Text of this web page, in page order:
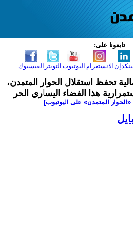
تابعونا على:
الفيسبوك التويتر اليوتيوب الانستغرام لينكدإن
تحفظ استقلال الحوار المتمدن،
هذا الفضاء اليساري الحر
المتمدن» على اليوتيوب]